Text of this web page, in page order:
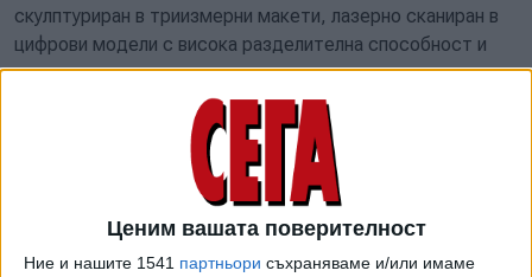
Ценим вашата поверителност
Ние и нашите 1541 партньори съхраняваме и/или имаме
скулптуриран в триизмерни макети, лазерно сканиран в
цифрови модели с висока разделителна способност и
разпространен сред множество доставчици на визуални
ефекти, за да се оформи визията на героинята. По-късно
образът е показван в кината, на плакати, в
мърчандайзинг, в продължения и преиздания без нейно
знание или съгласие.
"Той (Камерън - б.р.) е взел уникалните биометрични
черти на лицето на 14-годишно момиче от коренното